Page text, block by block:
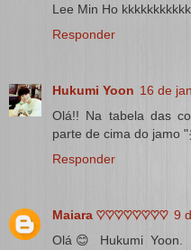
Lee Min Ho kkkkkkkkkkk
Responder
Hukumi Yoon 16 de
Olá!! Na tabela das
parte de cima do jamo
Responder
Maiara ♡♡♡♡♡♡♡♡ 9
Olá😊 Hukumi Yoon.